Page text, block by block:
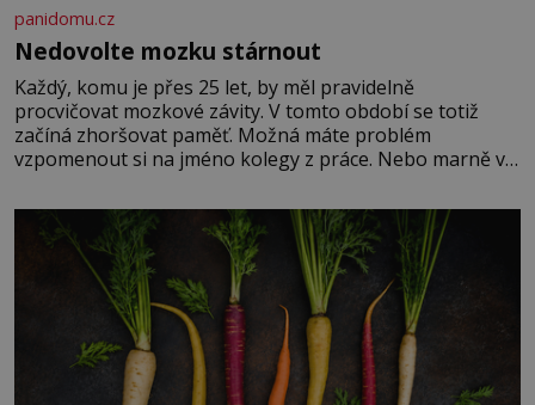
panidomu.cz
Nedovolte mozku stárnout
Každý, komu je přes 25 let, by měl pravidelně
procvičovat mozkové závity. V tomto období se totiž
začíná zhoršovat paměť. Možná máte problém
vzpomenout si na jméno kolegy z práce. Nebo marně v
Je to opravdu tak, s věkem jako kdyby se paměť
rozhodla stávkovat. Cvičte